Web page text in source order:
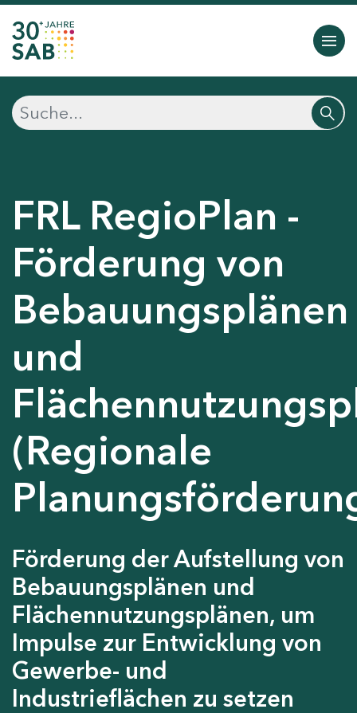
FRL RegioPlan -
Förderung von
Bebauungsplänen
und
(Regionale
Förderung der Aufstellung von
Bebauungsplänen und
Flächennutzungsplänen, um
Impulse zur Entwicklung von
Gewerbe- und
Industrieflächen zu setzen